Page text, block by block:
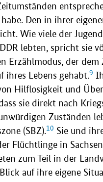
Den in ihrer
Wie viele der
lebten, spricht sie
Erzählmodus, der dem
ihres Lebens gehabt.9
Hilflosigkeit und
sie direkt nach
Zuständen
(SBZ).10 Sie und
Flüchtlinge in
zum Teil in der
auf ihre eigene